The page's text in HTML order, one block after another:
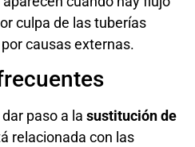
culpa de las tuberías
causas externas.
paso a la sustitución de
relacionada con las